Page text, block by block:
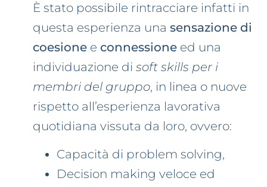
È stato possibile rintracciare infatti in
questa esperienza una sensazione di
coesione e connessione ed una
individuazione di soft skills per i
membri del gruppo, in linea o nuove
rispetto all’esperienza lavorativa
quotidiana vissuta da loro, ovvero:
Capacità di problem solving,
Decision making veloce ed